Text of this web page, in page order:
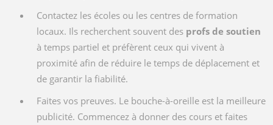
Contactez les écoles ou les centres de formation
locaux. Ils recherchent souvent des profs de soutien
à temps partiel et préfèrent ceux qui vivent à
proximité afin de réduire le temps de déplacement et
de garantir la fiabilité.
Faites vos preuves. Le bouche-à-oreille est la meilleure
publicité. Commencez à donner des cours et faites